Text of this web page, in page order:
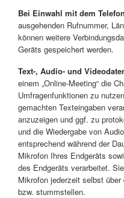
Bei Einwahl mit dem
ausgehenden Rufnummer,
können weitere
Geräts gespeichert werden.
Text-, Audio- und
einem „Online-Meeting“ die
Umfragenfunktionen zu
gemachten Texteingaben
anzuzeigen und ggf. zu
und die Wiedergabe von
entsprechend während der
Mikrofon Ihres Endgeräts
des Endgeräts verarbeitet.
Mikrofon jederzeit selbst über
bzw. stummstellen.